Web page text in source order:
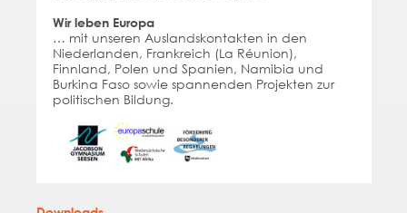
Wir leben Europa
… mit unseren Auslandskontakten in den
Niederlanden, Frankreich (La Réunion),
Finnland, Polen und Spanien, Namibia und
Burkina Faso sowie spannenden Projekten zur
politischen Bildung.